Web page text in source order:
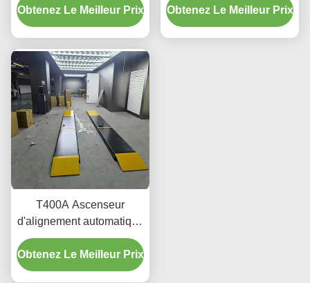
douceur
Obtenez Le Meilleur Prix
l'alignement et l'entretien
Obtenez Le Meilleur Prix
T400A Ascenseur
d'alignement automatique
de précision 380V/220V
avec conception de profil
bas
Obtenez Le Meilleur Prix